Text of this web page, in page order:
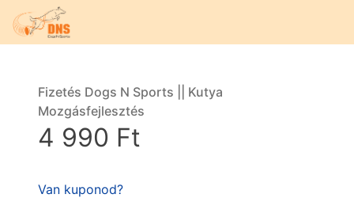
Fizetés Dogs N Sports || Kutya
Mozgásfejlesztés
4 990 Ft
Van kuponod?